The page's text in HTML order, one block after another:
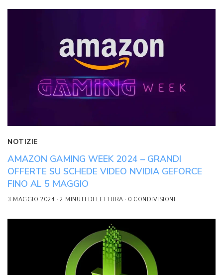
NOTIZIE
AMAZON GAMING WEEK 2024 – GRANDI
OFFERTE SU SCHEDE VIDEO NVIDIA GEFORCE
FINO AL 5 MAGGIO
3 MAGGIO 2024 2 MINUTI DI LETTURA 0 CONDIVISIONI